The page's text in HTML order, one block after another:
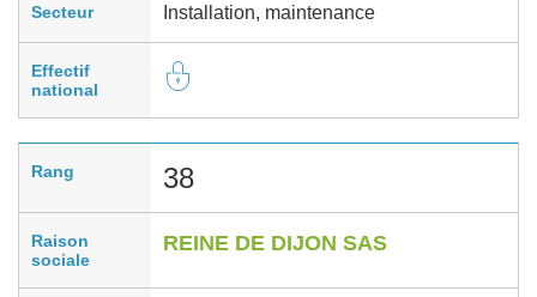
Secteur Installation, maintenance
Effectif
national
Rang 38
Raison
sociale
REINE DE DIJON SAS